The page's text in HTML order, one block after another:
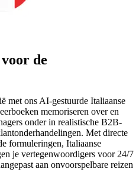
de
met ons AI-gestuurde Italiaanse
memoriseren over en
onder in realistische B2B-
Met directe
formuleringen, Italiaanse
je vertegenwoordigers voor 24/7
aan onvoorspelbare reizen